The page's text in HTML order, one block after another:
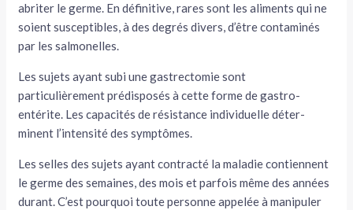
abriter le germe. En défini­tive, rares sont les aliments qui ne
soient susceptibles, à des degrés divers, d’être contaminés
par les salmonelles.
Les sujets ayant subi une gastrectomie sont
particulièrement prédisposés à cette forme de gastro-
entérite. Les capa­cités de résistance individuelle déter­
minent l’intensité des symptômes.
Les selles des sujets ayant contracté la maladie contiennent
le germe des semaines, des mois et parfois même des années
durant. C’est pourquoi toute personne appelée à manipuler